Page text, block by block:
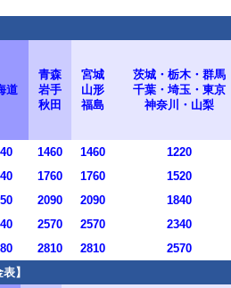
道
青森
岩手
秋田
宮城
山形
福島
茨城・栃木・群馬
千葉・埼玉・東京
神奈川・山梨
1460 1460 1220
1760 1760 1520
2090 2090 1840
2570 2570 2340
2810 2810 2570
】